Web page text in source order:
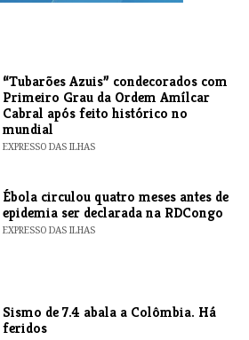
“Tubarões Azuis” condecorados com
Primeiro Grau da Ordem Amílcar
Cabral após feito histórico no
mundial
EXPRESSO DAS ILHAS
Ébola circulou quatro meses antes de
epidemia ser declarada na RDCongo
EXPRESSO DAS ILHAS
Sismo de 7.4 abala a Colômbia. Há
feridos